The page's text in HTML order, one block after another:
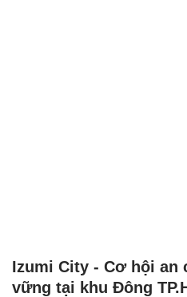
Izumi City - Cơ hội an
vững tại khu Đông